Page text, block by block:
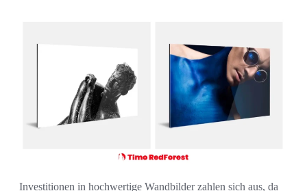
Investitionen in hochwertige Wandbilder zahlen sich aus, da